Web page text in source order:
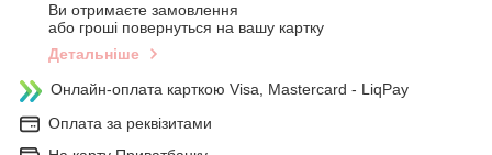
Ви отримаєте замовлення
або гроші повернуться на вашу картку
Детальніше
Онлайн-оплата карткою Visa, Mastercard - LiqPay
Оплата за реквізитами